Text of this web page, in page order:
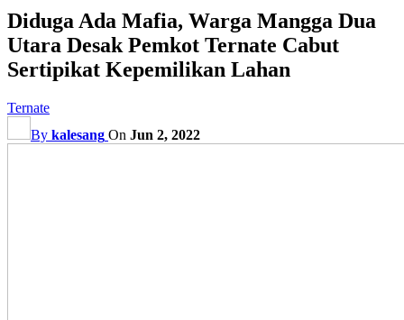
Diduga Ada Mafia, Warga Mangga Dua
Utara Desak Pemkot Ternate Cabut
Sertipikat Kepemilikan Lahan
Ternate
By kalesang On Jun 2, 2022